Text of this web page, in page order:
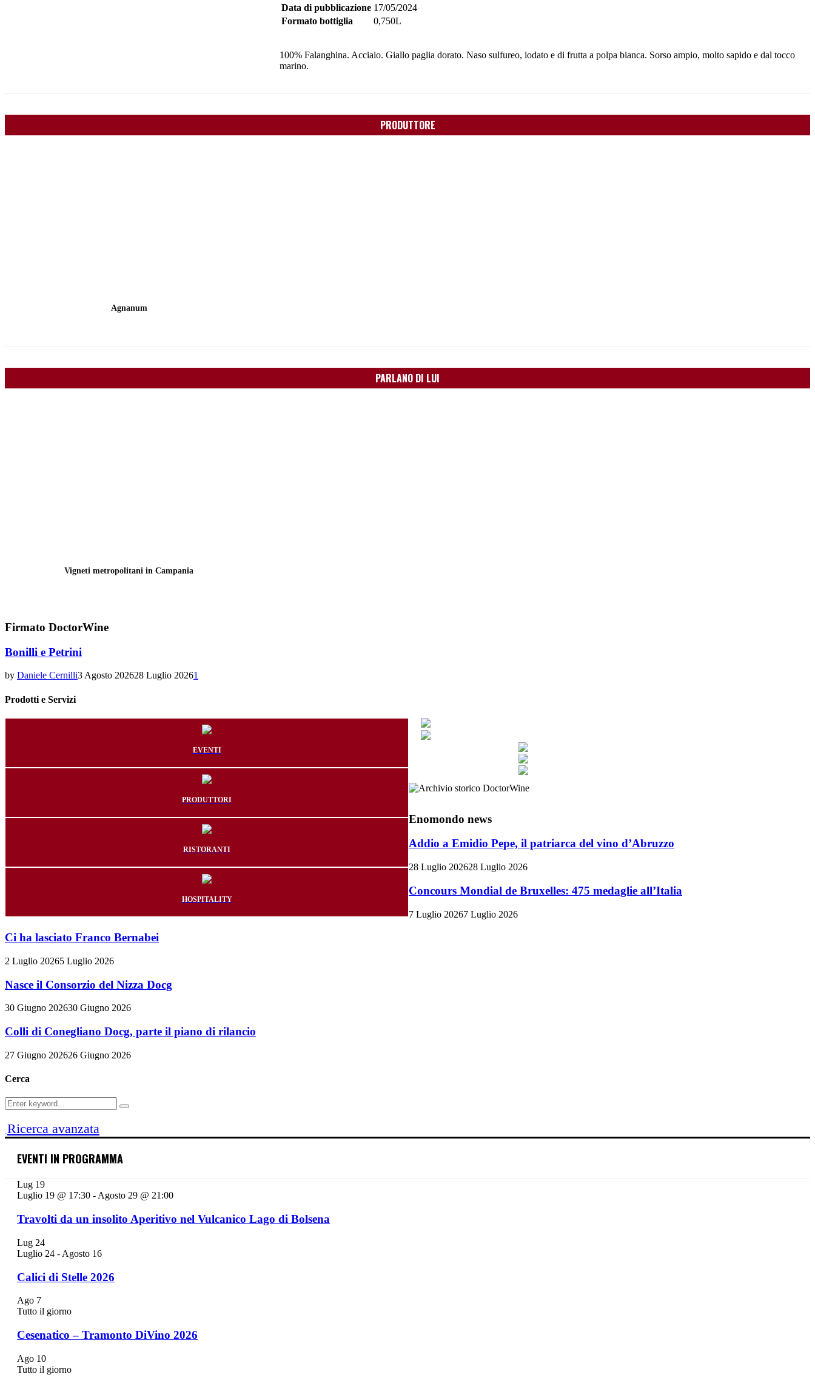
Data di pubblicazione 17/05/2024
Formato bottiglia
0,750L
100% Falanghina. Acciaio. Giallo paglia dorato. Naso sulfureo, iodato e di frutta a polpa bianca. Sorso ampio, molto sapido e dal tocco
marino.
PRODUTTORE
Agnanum
PARLANO DI LUI
Vigneti metropolitani in Campania
Firmato DoctorWine
Bonilli e Petrini
by Daniele Cernilli3 Agosto 202628 Luglio 20261
Prodotti e Servizi
EVENTI
PRODUTTORI
RISTORANTI
HOSPITALITY
Enomondo news
Addio a Emidio Pepe, il patriarca del vino d’Abruzzo
28 Luglio 202628 Luglio 2026
Concours Mondial de Bruxelles: 475 medaglie all’Italia
7 Luglio 20267 Luglio 2026
Ci ha lasciato Franco Bernabei
2 Luglio 20265 Luglio 2026
Nasce il Consorzio del Nizza Docg
30 Giugno 202630 Giugno 2026
Colli di Conegliano Docg, parte il piano di rilancio
27 Giugno 202626 Giugno 2026
Cerca
Search
for:
Search
Ricerca avanzata
EVENTI IN PROGRAMMA
Lug 19
Luglio 19 @ 17:30 -Agosto 29 @ 21:00
Travolti da un insolito Aperitivo nel Vulcanico Lago di Bolsena
Lug 24
Luglio 24 - Agosto 16
Calici di Stelle 2026
Ago 7
Tutto il giorno
Cesenatico – Tramonto DiVino 2026
Ago 10
Tutto il giorno